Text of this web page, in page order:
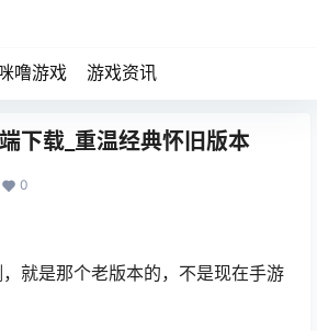
噜游戏 游戏资讯
下载_重温经典怀旧版本
0
就是那个老版本的，不是现在手游